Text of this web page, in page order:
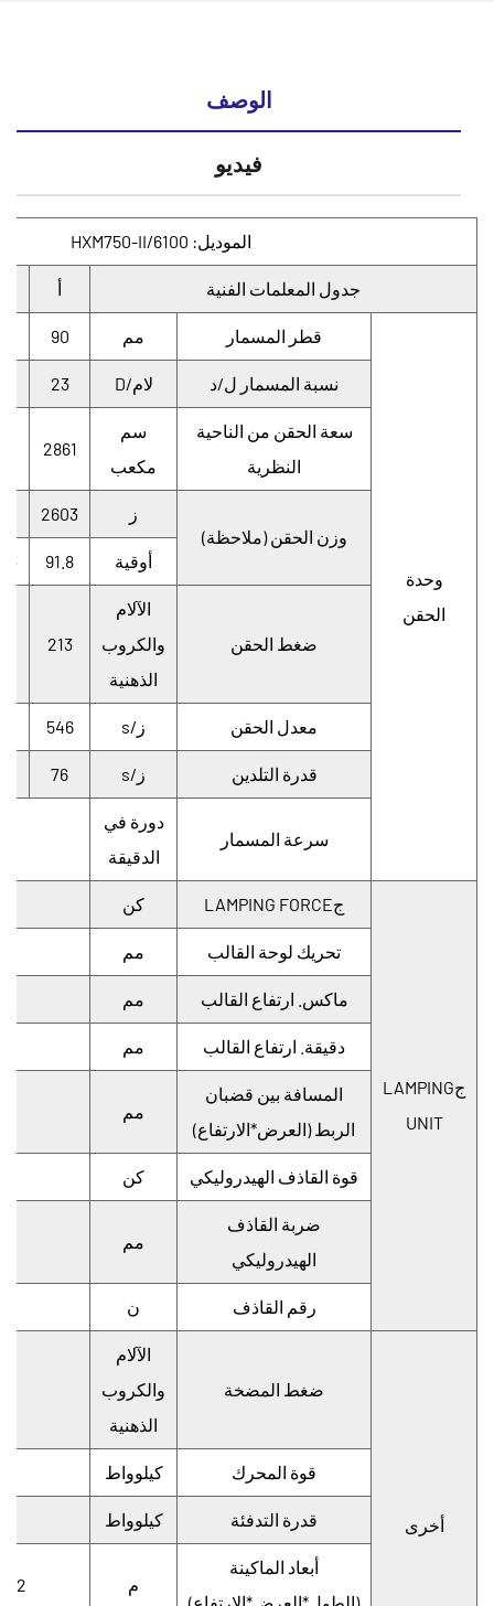
الوصف
فيديو
الموديل: HXM750-II/6100
جدول المعلمات الفنية أ
وحدة
الحقن
قطر المسمار مم 90
نسبة المسمار ل/د لام/D 23
سعة الحقن من الناحية
النظرية
سم
مكعب
2861
وزن الحقن (ملاحظة)
ز 2603
أوقية 91.8
ضغط الحقن
الآلام
والكروب
الذهنية
213
معدل الحقن ز/s 546
قدرة التلدين ز/s 76
سرعة المسمار
دورة في
الدقيقة
جLAMPING
UNIT
جLAMPING FORCE كن
تحريك لوحة القالب مم
ماكس. ارتفاع القالب مم
دقيقة. ارتفاع القالب مم
المسافة بين قضبان
الربط (العرض*الارتفاع)
مم
قوة القاذف الهيدروليكي كن
ضربة القاذف
الهيدروليكي
مم
رقم القاذف ن
أخرى
ضغط المضخة
الآلام
والكروب
الذهنية
قوة المحرك كيلوواط
قدرة التدفئة كيلوواط
أبعاد الماكينة
م